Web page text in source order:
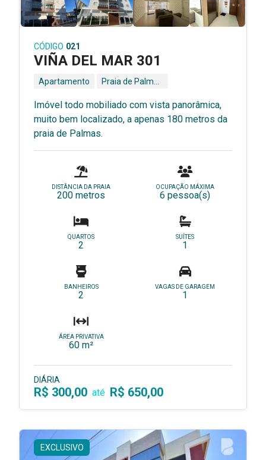
CÓDIGO 021
VIÑA DEL MAR 301
Apartamento
Imóvel todo mobiliado com vista panorâmica,
muito bem localizado, a apenas 180 metros da
praia de Palmas.
DISTÂNCIA DA PRAIA
200 metros
OCUPAÇÃO MÁXIMA
6 pessoa(s)
QUARTOS
2
SUÍTES
1
BANHEIROS
2
VAGAS DE GARAGEM
1
ÁREA PRIVATIVA
60 m²
DIÁRIA
R$ 300,00 até R$ 650,00
EXCLUSIVO